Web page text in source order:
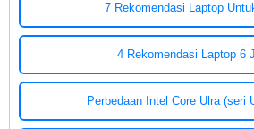
7 Rekomendasi Laptop
4 Rekomendasi Laptop 6
Perbedaan Intel Core Ulra (seri